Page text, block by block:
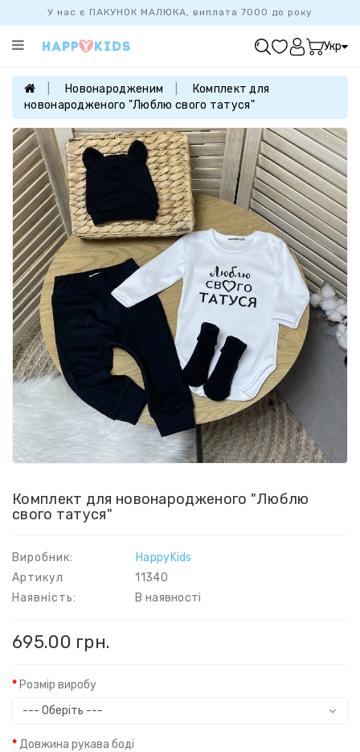
У нас є ПАКУНОК МАЛЮКА, виплата 7000 до року
Категорії
ПРОДАЖУ
БАЗОВА
КОЛЕКЦІЯ
ДІВЧАТКАМ
ХЛОПЧИКАМ
НОВОНАРОДЖЕНИМ
FAMILYLOOK
Укр
Новонародженим
Комплект для
новонародженого "Люблю свого татуся"
Комплект для новонародженого "Люблю
свого татуся"
Виробник:
HappyKids
Артикул
11340
Наявність:
В наявності
695.00 грн.
Розмір виробу
Довжина рукава боді